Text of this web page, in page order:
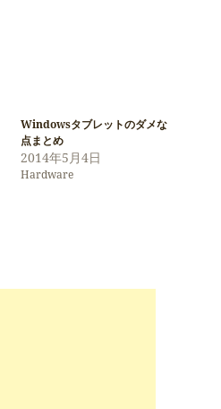
Windowsタブレットのダメな
点まとめ
2014年5月4日
Hardware